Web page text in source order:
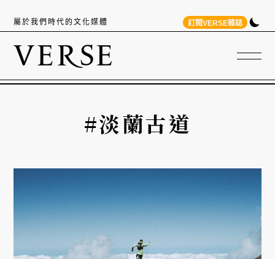
屬於我們時代的文化媒體 訂閱VERSE雜誌
#淡蘭古道